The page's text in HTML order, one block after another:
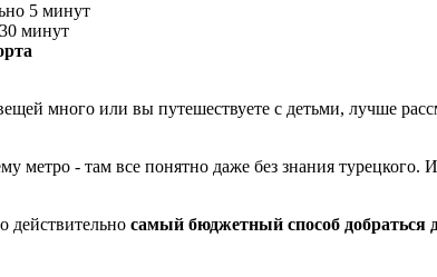
5 минут
минут
много или вы путешествуете с детьми, лучше
- там все понятно даже без знания турецкого.
действительно самый бюджетный способ добраться